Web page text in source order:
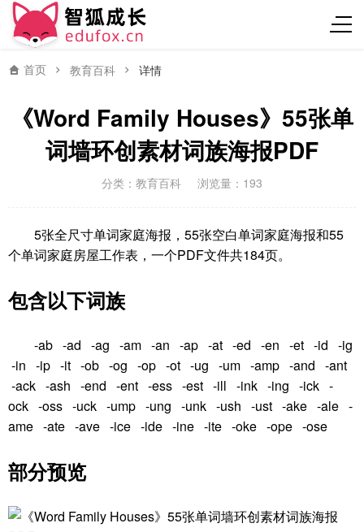
首页 教育百科 详情
《Word Family Houses》55张单
词墙环创素材词族海报PDF
分类： 教育百科 浏览量：193
5张全尺寸单词家庭海报，55张空白单词家庭海报和55
个单词家庭房屋工作表，一个PDF文件共184页。
包含以下词族
-ab -ad -ag -am -an -ap -at -ed -en -et -id -ig
-in -ip -it -ob -og -op -ot -ug -um -amp -and -ant
-ack -ash -end -ent -ess -est -ill -ink -ing -ick -
ock -oss -uck -ump -ung -unk -ush -ust -ake -ale -
ame -ate -ave -ice -ide -ine -ite -oke -ope -ose
部分预览